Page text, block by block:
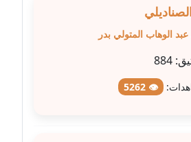
محمد
مصطفى
الوهاب المتولي بدر
884
👁 5262